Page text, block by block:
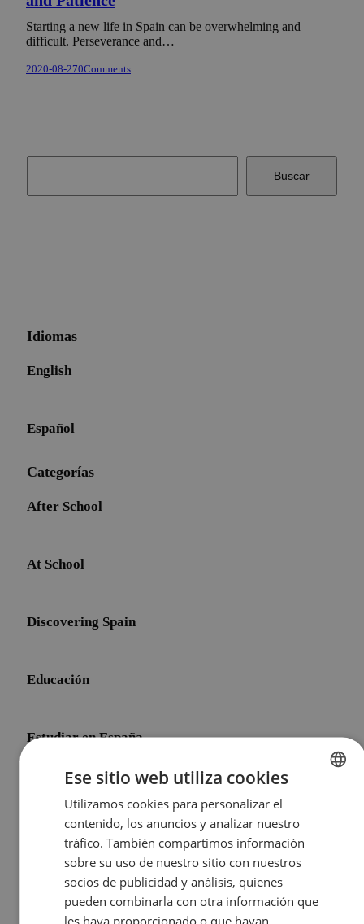
Starting a new life in Spain can be overwhelming and
difficult. Perseverance and…
2020-08-270Comments
Buscar
Idiomas
English
Español
Categorías
After School
At School
Discovering Spain
Educación
Estudiar en España
Initial Shock
Other Topics
SPANISH
Ese sitio web utiliza cookies
Utilizamos cookies para personalizar el
contenido, los anuncios y analizar nuestro
tráfico. También compartimos información
sobre su uso de nuestro sitio con nuestros
socios de publicidad y análisis, quienes
pueden combinarla con otra información que
les haya proporcionado o que hayan